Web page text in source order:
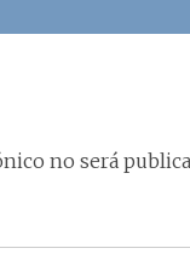
no será